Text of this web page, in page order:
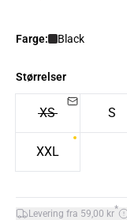
Farge: Black
Størrelser
XS S
XXL
Levering fra 59,00 kr*